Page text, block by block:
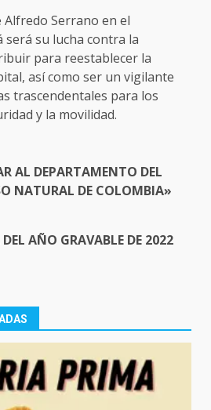
Serrano en el
será su lucha contra la
para reestablecer la
así como ser un vigilante
trascendentales para los
y la movilidad.
AL DEPARTAMENTO DEL
NATURAL DE COLOMBIA»
AÑO GRAVABLE DE 2022